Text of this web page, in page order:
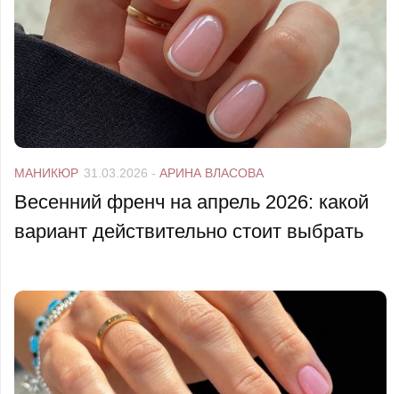
МАНИКЮР 31.03.2026 - АРИНА ВЛАСОВА
Весенний френч на апрель 2026: какой
вариант действительно стоит выбрать